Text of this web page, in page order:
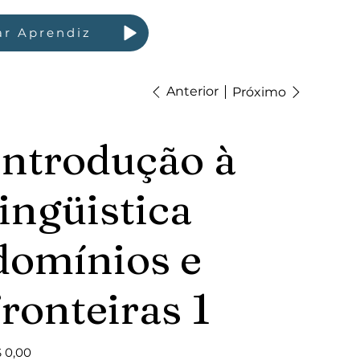
Aprendiz
Anterior Próximo
à
e
1
0,00